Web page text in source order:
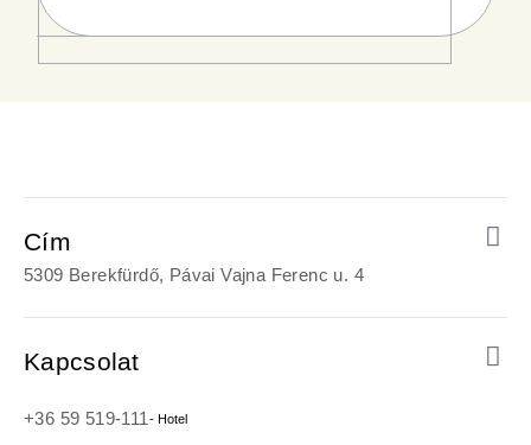
Cím
5309 Berekfürdő, Pávai Vajna Ferenc u. 4
Kapcsolat
+36 59 519-111 - Hotel